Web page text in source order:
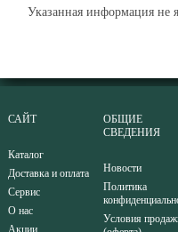
Указанная информация не
САЙТ
Каталог
Доставка и оплата
Сервис
О нас
Акции
ОБЩИЕ
СВЕДЕНИЯ
Новости
Политика
Условия